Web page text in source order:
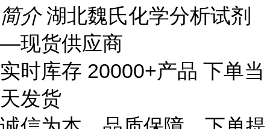
简介 湖北魏氏化学分析试剂
—现货供应商
实时库存 20000+产品 下单当
天发货